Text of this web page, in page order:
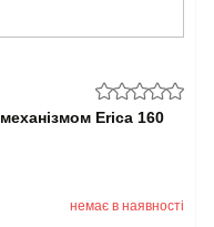
Erica 160
немає в наявності